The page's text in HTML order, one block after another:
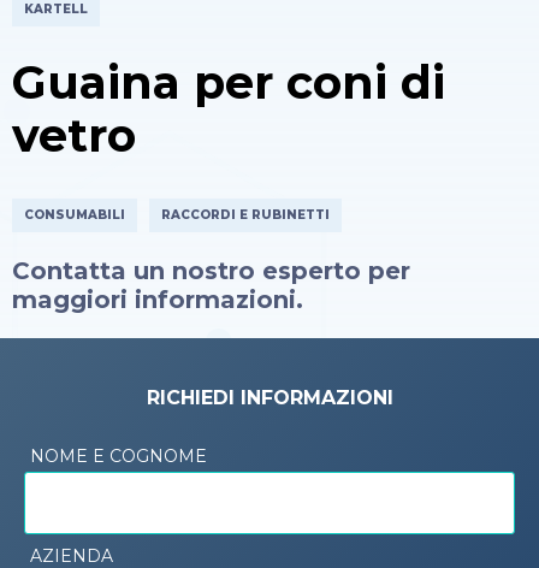
KARTELL
Guaina per coni di
vetro
CONSUMABILI RACCORDI E RUBINETTI
Contatta un nostro esperto per
maggiori informazioni.
RICHIEDI INFORMAZIONI
NOME E COGNOME
AZIENDA